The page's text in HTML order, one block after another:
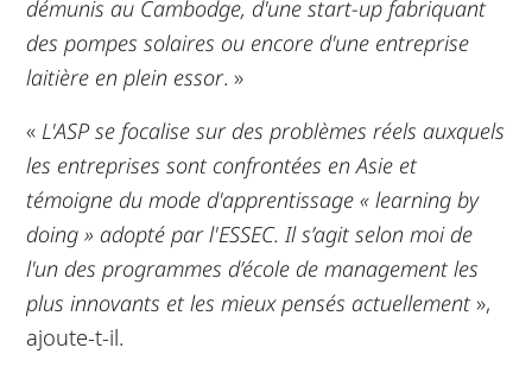
démunis au Cambodge, d'une start-up fabriquant
des pompes solaires ou encore d'une entreprise
laitière en plein essor. »
« L'ASP se focalise sur des problèmes réels auxquels
les entreprises sont confrontées en Asie et
témoigne du mode d'apprentissage « learning by
doing » adopté par l'ESSEC. Il s’agit selon moi de
l'un des programmes d’école de management les
plus innovants et les mieux pensés actuellement»,
ajoute-t-il.